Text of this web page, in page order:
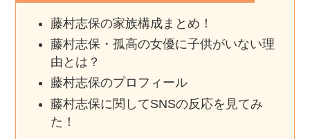
藤村志保の家族構成まとめ！
藤村志保・孤高の女優に子供がいない理
由とは？
藤村志保のプロフィール
藤村志保に関してSNSの反応を見てみ
た！